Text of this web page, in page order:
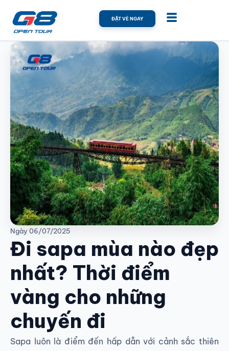
ĐẶT VÉ NGAY
Ngày 06/07/2025
Đi sapa mùa nào đẹp
nhất? Thời điểm
vàng cho những
chuyến đi
Sapa luôn là điểm đến hấp dẫn với cảnh sắc thiên